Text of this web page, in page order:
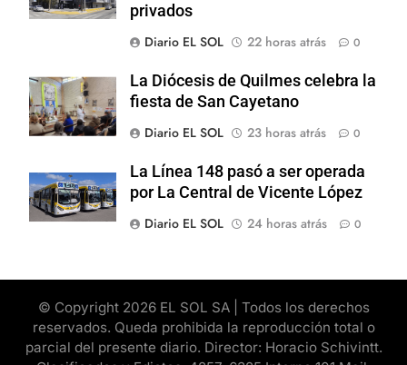
privados
Diario EL SOL
22 horas atrás 0
La Diócesis de Quilmes celebra la
fiesta de San Cayetano
Diario EL SOL
23 horas atrás 0
La Línea 148 pasó a ser operada
por La Central de Vicente López
Diario EL SOL
24 horas atrás 0
© Copyright 2026 EL SOL SA | Todos los derechos
reservados. Queda prohibida la reproducción total o
parcial del presente diario. Director: Horacio Schivintt.